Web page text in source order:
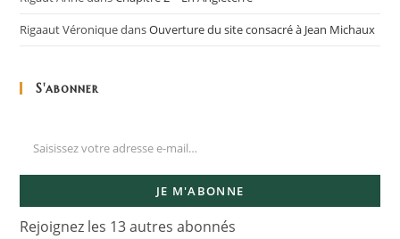
Rigaaut VéroniquedansOuverture du site consacré à Jean Michaux
S'abonner
JE M'ABONNE
Rejoignez les 13 autres abonnés